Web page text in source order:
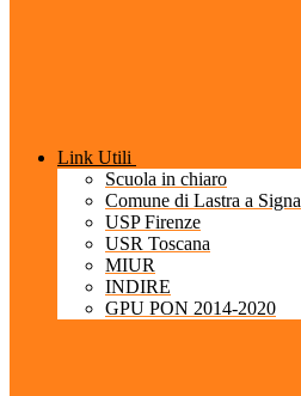
Link Utili
Scuola in chiaro
Comune di Lastra a Signa
USP Firenze
USR Toscana
MIUR
INDIRE
GPU PON 2014-2020